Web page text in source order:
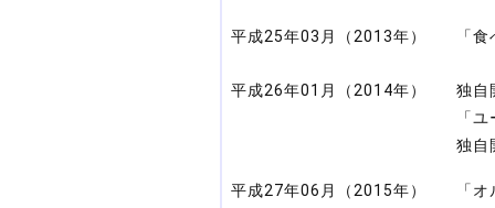
平成25年03月（2013年） 「
平成26年01月（2014年）
独自
「
独自
平成27年06月（2015年）
「